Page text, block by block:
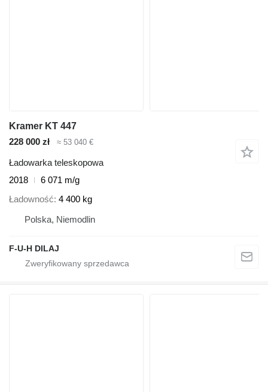
Kramer KT 447
228 000 zł
≈ 53 040 €
Ładowarka teleskopowa
2018
6 071 m/g
Ładowność 4 400 kg
Polska, Niemodlin
F-U-H DILAJ